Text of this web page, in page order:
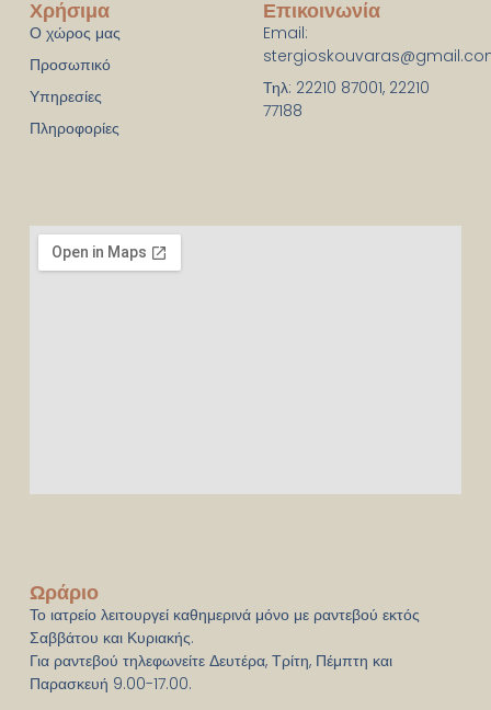
Ωράριο
Το ιατρείο λειτουργεί καθημερινά μόνο με ραντεβού εκτός
Σαββάτου και Κυριακής.
Για ραντεβού τηλεφωνείτε Δευτέρα, Τρίτη, Πέμπτη και
Παρασκευή 9.00-17.00.
Χρήσιμα
Ο χώρος μας
Προσωπικό
Υπηρεσίες
Πληροφορίες
Επικοινωνία
Email:
Τηλ: 22210 87001, 22210
77188